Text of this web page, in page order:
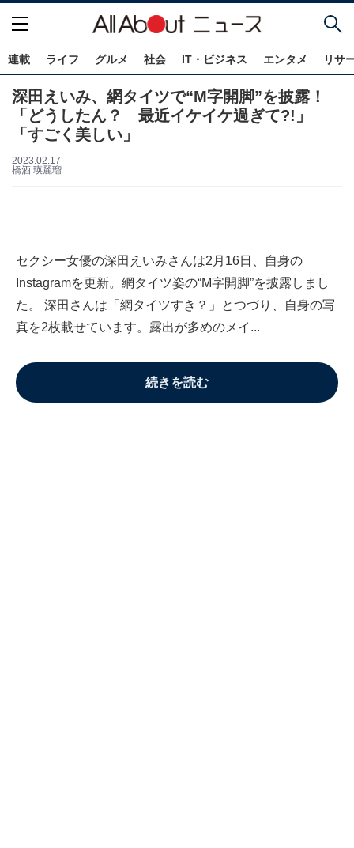
連載 ライフ グルメ 社会 IT・ビジネス エンタメ リサ
深田えいみ、網タイツで“M字開脚”を披露！
「どうしたん？ 最近イケイケ過ぎて?!」
「すごく美しい」
2023.02.17
橋酒 瑛麗瑠
セクシー女優の深田えいみさんは2月16日、自身の
Instagramを更新。網タイツ姿の“M字開脚”を披露しまし
た。 深田さんは「網タイツすき？」とつづり、自身の写
真を2枚載せています。露出が多めのメイ...
続きを読む